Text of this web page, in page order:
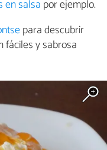
en salsapor ejemplo.
para descubrir
fáciles y sabrosa